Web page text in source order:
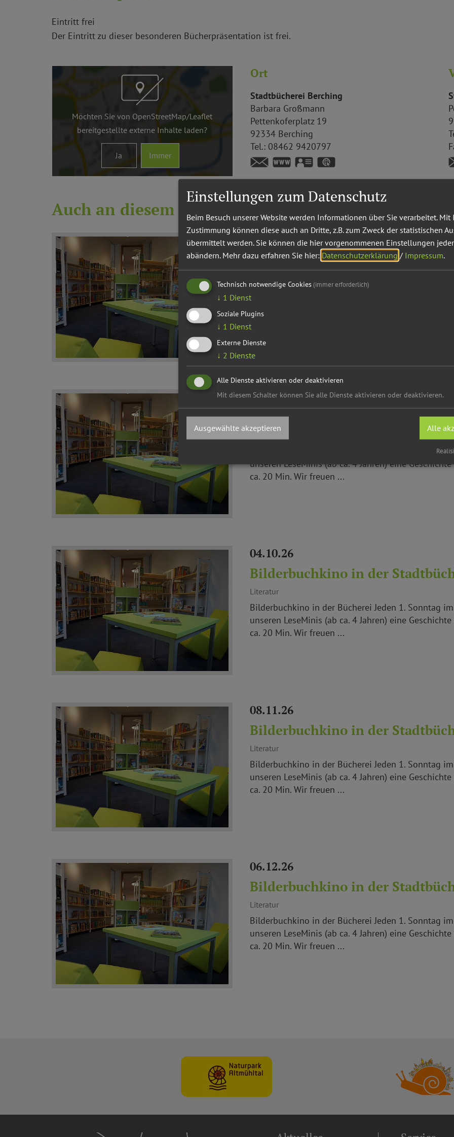
Eintritt frei
Der Eintritt zu dieser besonderen Bücherpräsentation ist frei.
Möchten Sie von OpenStreetMap/Leaflet
bereitgestellte externe Inhalte laden?
Ja Immer
Ort
Stadtbücherei Berching
Barbara Großmann
Pettenkoferplatz 19
92334 Berching
Tel.: 08462 9420797
www.stadtbuecherei-berching.de
vCard
49°6'21.29''N 11°26'26.23''E
Auch an diesem Ort
09.08.26
Bilderbuchkino in der
Bilderbuchkino in der Bücherei Jeden 1. Sonntag
unseren LeseMinis (ab ca. 4 Jahren) eine
ca. 20 Min. Wir freuen ...
13.09.26
Bilderbuchkino in der
Literatur
Bilderbuchkino in der Bücherei Jeden 1. Sonntag
unseren LeseMinis (ab ca. 4 Jahren) eine
ca. 20 Min. Wir freuen ...
04.10.26
Bilderbuchkino in der
Literatur
Bilderbuchkino in der Bücherei Jeden 1. Sonntag
unseren LeseMinis (ab ca. 4 Jahren) eine
ca. 20 Min. Wir freuen ...
08.11.26
Bilderbuchkino in der
Literatur
Bilderbuchkino in der Bücherei Jeden 1. Sonntag
unseren LeseMinis (ab ca. 4 Jahren) eine
ca. 20 Min. Wir freuen ...
06.12.26
Bilderbuchkino in der
Literatur
Bilderbuchkino in der Bücherei Jeden 1. Sonntag
unseren LeseMinis (ab ca. 4 Jahren) eine
ca. 20 Min. Wir freuen ...
Einstellungen zum Datenschutz
Beim Besuch unserer Website werden Informationen über Sie verarbeitet. Mit
Zustimmung können diese auch an Dritte, z.B. zum Zweck der statistischen
übermittelt werden. Sie können die hier vorgenommenen Einstellungen
abändern. Mehr dazu erfahren Sie hier: Datenschutzerklärung / Impressum.
Technisch notwendige Cookies (immer erforderlich)
↓ 1 Dienst
Soziale Plugins
↓ 1 Dienst
Externe Dienste
↓ 2 Dienste
Alle Dienste aktivieren oder deaktivieren
Mit diesem Schalter können Sie alle Dienste aktivieren oder deaktivieren.
Ausgewählte akzeptieren Alle